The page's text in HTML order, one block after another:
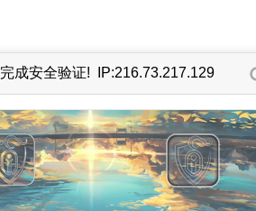
成安全验证! IP:216.73.217.129